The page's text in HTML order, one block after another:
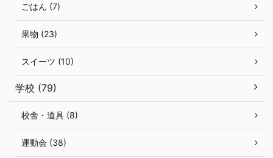
ごはん (7)
果物 (23)
スイーツ (10)
学校 (79)
校舎・道具 (8)
運動会 (38)